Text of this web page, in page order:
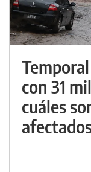
con 31
cuáles